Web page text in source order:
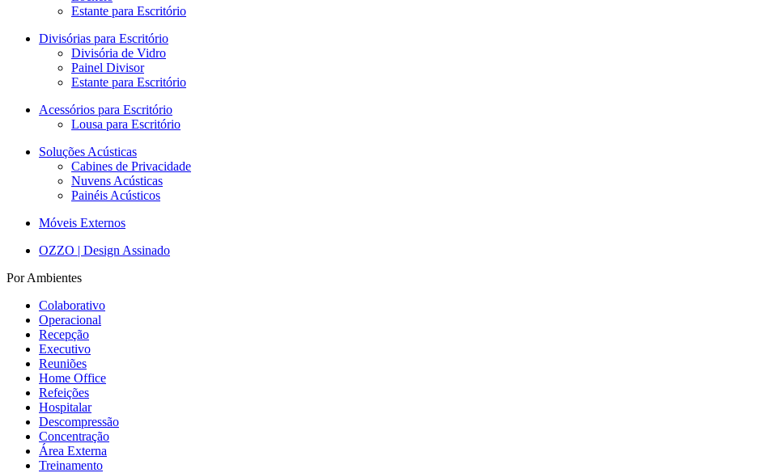
Estante para Escritório
Divisórias para Escritório
Divisória de Vidro
Painel Divisor
Estante para Escritório
Acessórios para Escritório
Lousa para Escritório
Soluções Acústicas
Cabines de Privacidade
Nuvens Acústicas
Painéis Acústicos
Móveis Externos
OZZO | Design Assinado
Por Ambientes
Colaborativo
Operacional
Recepção
Executivo
Reuniões
Home Office
Refeições
Hospitalar
Descompressão
Concentração
Área Externa
Treinamento